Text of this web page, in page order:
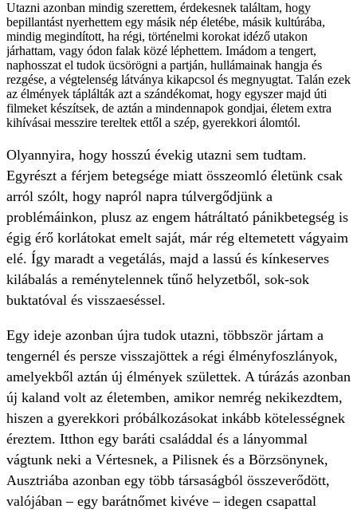
Utazni azonban mindig szerettem, érdekesnek találtam, hogy
bepillantást nyerhettem egy másik nép életébe, másik kultúrába,
mindig megindított, ha régi, történelmi korokat idéző utakon
járhattam, vagy ódon falak közé léphettem. Imádom a tengert,
naphosszat el tudok ücsörögni a partján, hullámainak hangja és
rezgése, a végtelenség látványa kikapcsol és megnyugtat. Talán ezek
az élmények táplálták azt a szándékomat, hogy egyszer majd úti
filmeket készítsek, de aztán a mindennapok gondjai, életem extra
kihívásai messzire tereltek ettől a szép, gyerekkori álomtól.
Olyannyira, hogy hosszú évekig utazni sem tudtam.
Egyrészt a férjem betegsége miatt összeomló életünk csak
arról szólt, hogy napról napra túlvergődjünk a
problémáinkon, plusz az engem hátráltató pánikbetegség is
égig érő korlátokat emelt saját, már rég eltemetett vágyaim
elé. Így maradt a vegetálás, majd a lassú és kínkeserves
kilábalás a reménytelennek tűnő helyzetből, sok-sok
buktatóval és visszaeséssel.
Egy ideje azonban újra tudok utazni, többször jártam a
tengernél és persze visszajöttek a régi élményfoszlányok,
amelyekből aztán új élmények születtek. A túrázás azonban
új kaland volt az életemben, amikor nemrég nekikezdtem,
hiszen a gyerekkori próbálkozásokat inkább kötelességnek
éreztem. Itthon egy baráti családdal és a lányommal
vágtunk neki a Vértesnek, a Pilisnek és a Börzsönynek,
Ausztriába azonban egy több társaságból összeverődött,
valójában – egy barátnőmet kivéve – idegen csapattal